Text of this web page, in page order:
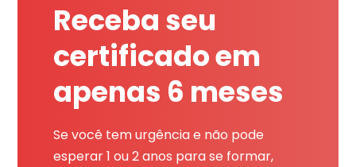
Receba seu
certificado em
apenas 6 meses
Se você tem urgência e não pode
esperar 1 ou 2 anos para se formar,